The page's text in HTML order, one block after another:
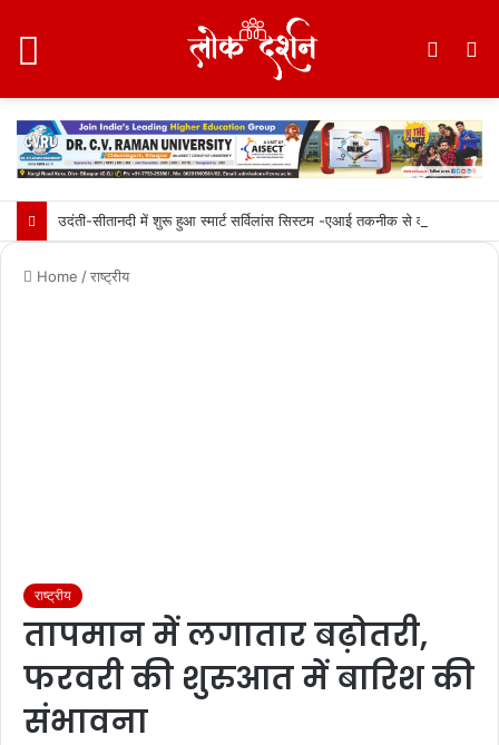
Home /राष्ट्रीय
राष्ट्रीय
तापमान में लगातार बढ़ोतरी,
फरवरी की शुरुआत में बारिश की
संभावना